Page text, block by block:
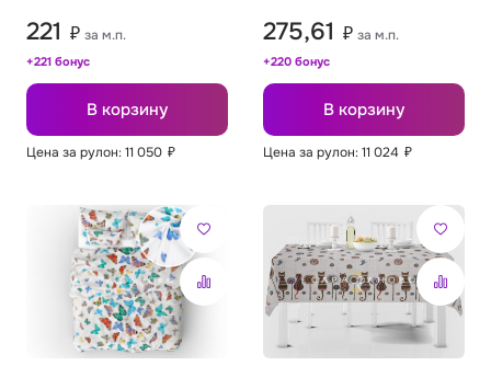
221 ₽ за м.п.
+221 бонус
В корзину
Цена за рулон: 11 050 ₽
275,61 ₽ за м.п.
+220 бонус
В корзину
Цена за рулон: 11 024 ₽